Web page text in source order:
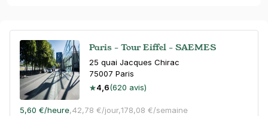
Paris - Tour Eiffel - SAEMES
25 quai Jacques Chirac
75007 Paris
4,6(620 avis)
5,60 €/heure,42,78 €/jour,178,08 €/semaine